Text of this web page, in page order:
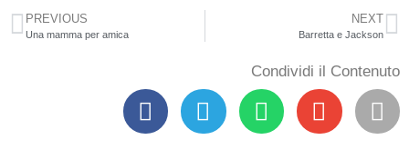
PREVIOUS
Una mamma per amica
NEXT
Barretta e Jackson
Condividi il Contenuto